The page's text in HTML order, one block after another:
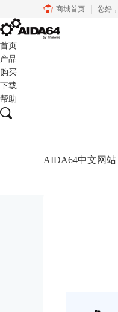
商城首页 您好，
首页
产品
购买
下载
帮助
AIDA64中文网站